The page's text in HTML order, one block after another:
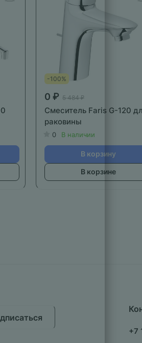
-100%
0 ₽ 5 484 ₽
Смеситель Faris G-120
раковины
0 В наличии
В корзину
В корзине
+7